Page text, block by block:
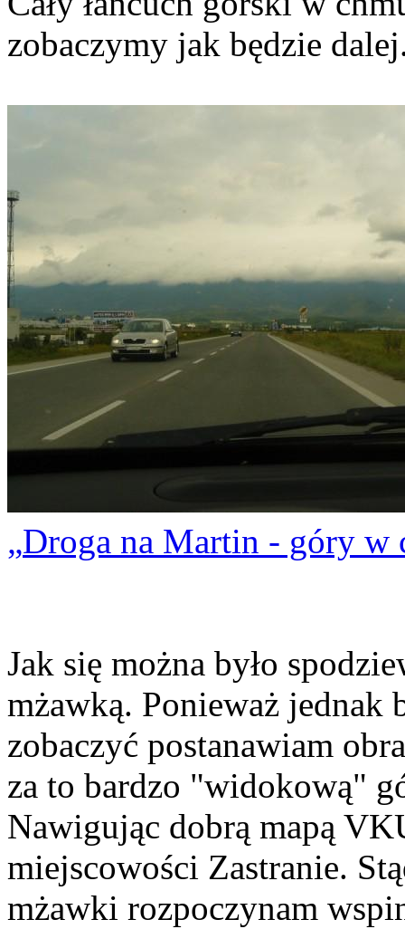
zobaczymy jak będzie
Droga na Martin - góry w
Jak się można było
mżawką. Ponieważ jednak
zobaczyć postanawiam
za to bardzo "widokową"
Nawigując dobrą mapą
miejscowości Zastranie.
mżawki rozpoczynam